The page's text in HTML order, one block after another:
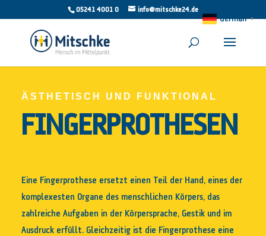
05241 4001 0 info@mitschke24.de
ÄSTHETISCH UND FUNKTIONAL
FINGERPROTHESEN
Eine Fingerprothese ersetzt einen Teil der Hand, eines der
komplexesten Organe des menschlichen Körpers, das
zahlreiche Aufgaben in der Körpersprache, Gestik und im
Ausdruck erfüllt. Gleichzeitig ist die Fingerprothese eine
German ▼